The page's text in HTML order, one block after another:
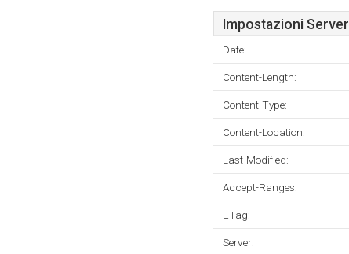
Impostazioni Server
Date:
Content-Length:
Content-Type:
Content-Location:
Last-Modified:
Accept-Ranges:
ETag:
Server: